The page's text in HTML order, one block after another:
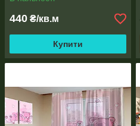
440 ₴/кв.м
Купити